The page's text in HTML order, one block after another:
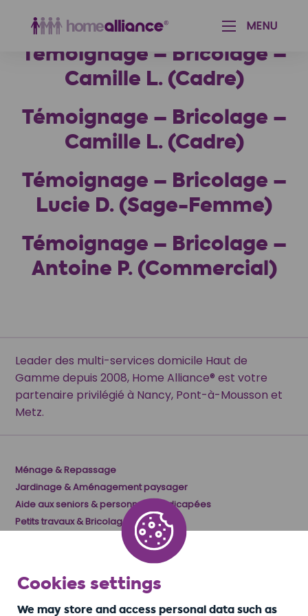
MENU
Témoignage – Bricolage –
Camille L. (Cadre)
Témoignage – Bricolage –
Camille L. (Cadre)
Témoignage – Bricolage –
Lucie D. (Sage-Femme)
Témoignage – Bricolage –
Antoine P. (Commercial)
Leader des multi-services domicile Haut de
Gamme depuis 2008, Home Alliance® est votre
partenaire privilégié à Nancy, Pont-à-Mousson et
Metz.
Ménage & Repassage
Jardinage & Aménagement paysager
Aide aux seniors & personnes handicapées
Petits travaux & Bricolage
👉
Cookies settings
We may store and access personal data such as